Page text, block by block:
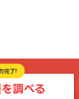
完了!
調べる